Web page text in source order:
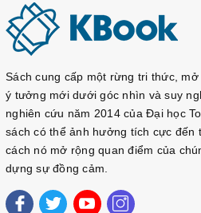
Sách cung cấp một rừng tri thức,
ý tưởng mới dưới góc nhìn và suy
nghiên cứu năm 2014 của Đại học
sách có thể ảnh hưởng tích cực đến
cách nó mở rộng quan điểm của
dựng sự đồng cảm.